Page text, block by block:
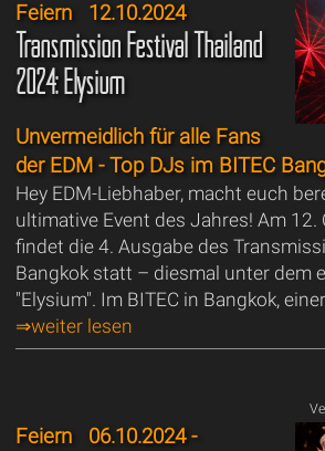
Feiern12.10.2024
Transmission Festival Thailand
2024: Elysium
Unvermeidlich für alle Fans
der EDM - Top DJs im BITEC
Hey EDM-Liebhaber, macht euch
ultimative Event des Jahres! Am 12.
findet die 4. Ausgabe des
Bangkok statt – diesmal unter dem
"Elysium". Im BITEC in Bangkok,
⇒weiter lesen
Feiern06.10.2024 -